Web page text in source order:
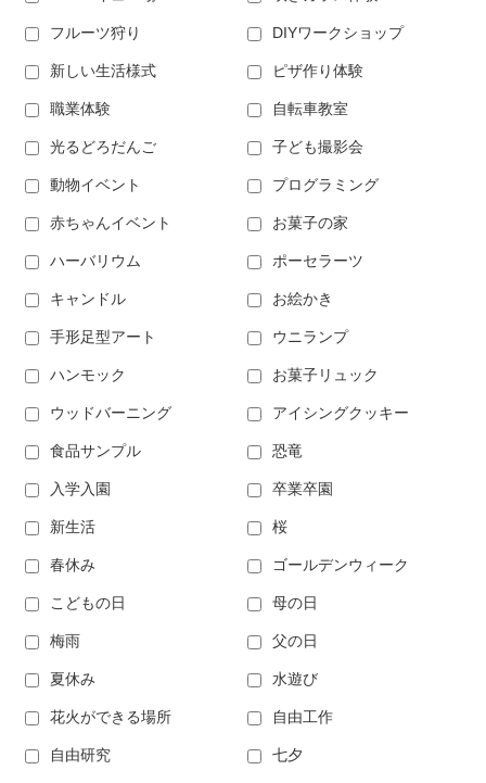
フルーツ狩り DIYワークショップ
新しい生活様式 ピザ作り体験
職業体験 自転車教室
光るどろだんご 子ども撮影会
動物イベント プログラミング
赤ちゃんイベント お菓子の家
ハーバリウム ポーセラーツ
キャンドル お絵かき
手形足型アート ウニランプ
ハンモック お菓子リュック
ウッドバーニング アイシングクッキー
食品サンプル 恐竜
入学入園 卒業卒園
新生活 桜
春休み ゴールデンウィーク
こどもの日 母の日
梅雨 父の日
夏休み 水遊び
花火ができる場所 自由工作
自由研究 七夕